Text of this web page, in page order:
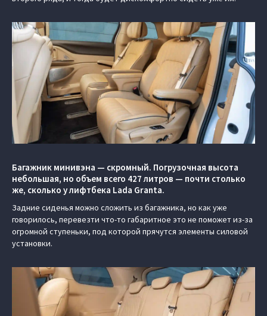
Багажник минивэна — скромный. Погрузочная высота
небольшая, но объем всего 427 литров — почти столько
же, сколько у лифтбека Lada Granta.
Задние сиденья можно сложить из багажника, но как уже
говорилось, перевезти что-то габаритное это не поможет из-за
огромной ступеньки, под которой прячутся элементы силовой
установки.